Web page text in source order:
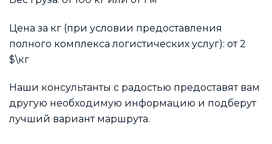
Цена за кг (при условии предоставления
полного комплекса логистических услуг): от 2
$\кг
Наши консультанты с радостью предоставят вам
другую необходимую информацию и подберут
лучший вариант маршрута.